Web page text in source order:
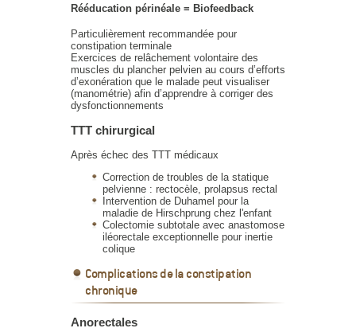
Rééducation périnéale = Biofeedback
Particulièrement recommandée pour
constipation terminale
Exercices de relâchement volontaire des
muscles du plancher pelvien au cours d’efforts
d’exonération que le malade peut visualiser
(manométrie) afin d’apprendre à corriger des
dysfonctionnements
TTT chirurgical
Après échec des TTT médicaux
Correction de troubles de la statique
pelvienne : rectocèle, prolapsus rectal
Intervention de Duhamel pour la
maladie de Hirschprung chez l'enfant
Colectomie subtotale avec anastomose
iléorectale exceptionnelle pour inertie
colique
Complications de la constipation
chronique
Anorectales